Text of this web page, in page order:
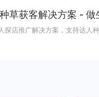
草获客解决方案 - 做
探店推广解决方案，支持达人